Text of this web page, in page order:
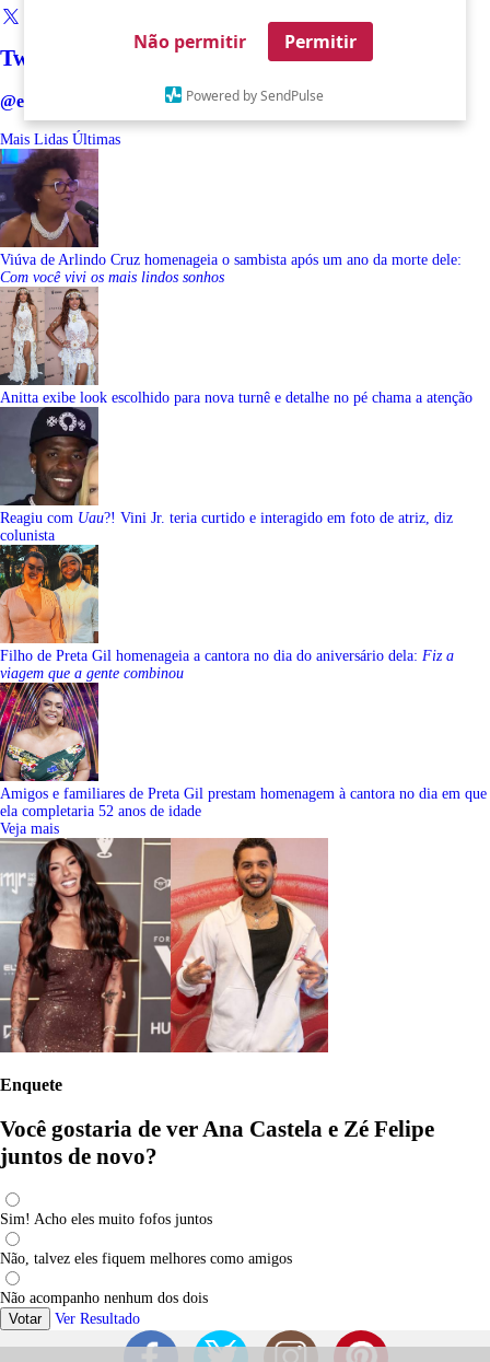
Não permitir Permitir
Powered by SendPulse
Twitter
@estrelando
Mais Lidas Últimas
Viúva de Arlindo Cruz homenageia o sambista após um ano da morte dele:
Com você vivi os mais lindos sonhos
Anitta exibe look escolhido para nova turnê e detalhe no pé chama a atenção
Reagiu com Uau?! Vini Jr. teria curtido e interagido em foto de atriz, diz
colunista
Filho de Preta Gil homenageia a cantora no dia do aniversário dela: Fiz a
viagem que a gente combinou
Amigos e familiares de Preta Gil prestam homenagem à cantora no dia em que
ela completaria 52 anos de idade
Veja mais
Enquete
Você gostaria de ver Ana Castela e Zé Felipe
juntos de novo?
Sim! Acho eles muito fofos juntos
Não, talvez eles fiquem melhores como amigos
Não acompanho nenhum dos dois
Votar
Ver Resultado